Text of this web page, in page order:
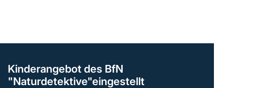
Kinderangebot des BfN
"Naturdetektive"eingestellt